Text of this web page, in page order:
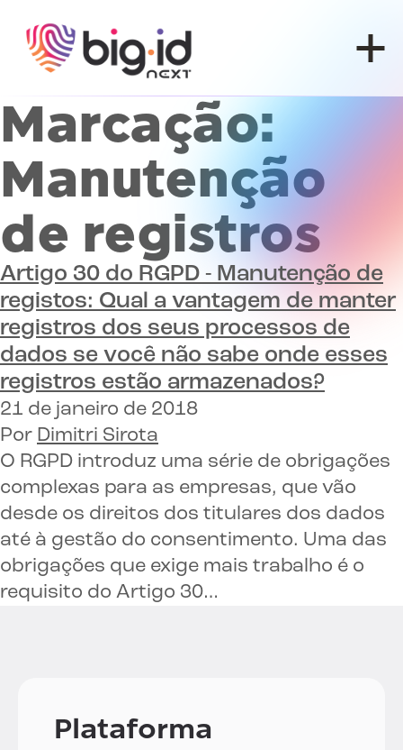
Marcação:
Manutenção
de registros
Artigo 30 do RGPD - Manutenção de
registos: Qual a vantagem de manter
registros dos seus processos de
dados se você não sabe onde esses
registros estão armazenados?
21 de janeiro de 2018
Por Dimitri Sirota
O RGPD introduz uma série de obrigações
complexas para as empresas, que vão
desde os direitos dos titulares dos dados
até à gestão do consentimento. Uma das
obrigações que exige mais trabalho é o
requisito do Artigo 30…
Plataforma